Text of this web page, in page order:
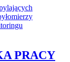
PRACY